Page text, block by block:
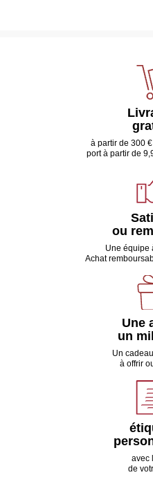
à partir de 300
port à partir de
ou
Une équipe
Achat
Une
un
Un
à offrir
avec
de